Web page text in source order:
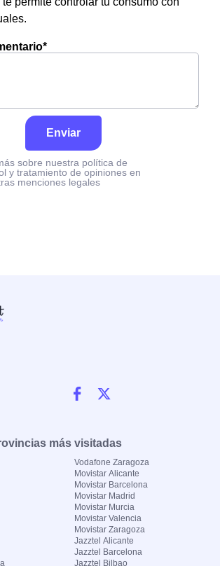
Enviar
sobre nuestra política de
y tratamiento de opiniones en
menciones legales
más visitadas
Vodafone Zaragoza
Movistar Alicante
Movistar Barcelona
Movistar Madrid
Movistar Murcia
Movistar Valencia
Movistar Zaragoza
Jazztel Alicante
Jazztel Barcelona
Jazztel Bilbao